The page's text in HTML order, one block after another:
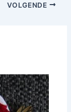
VOLGENDE